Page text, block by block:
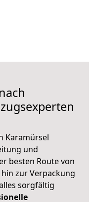
Karamürsel
und
besten Route von
zur Verpackung
sorgfältig